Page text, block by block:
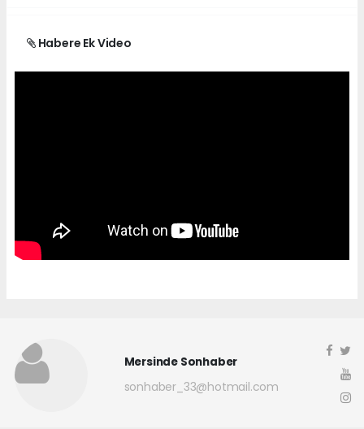
Habere Ek Video
Mersinde Sonhaber
sonhaber_33@hotmail.com